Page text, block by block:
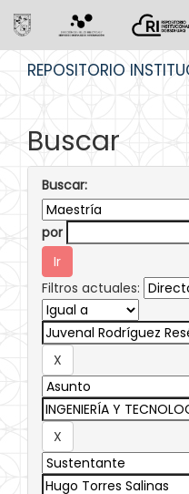
REPOSITORIO
Buscar
Buscar:
por
Filtros actuales: